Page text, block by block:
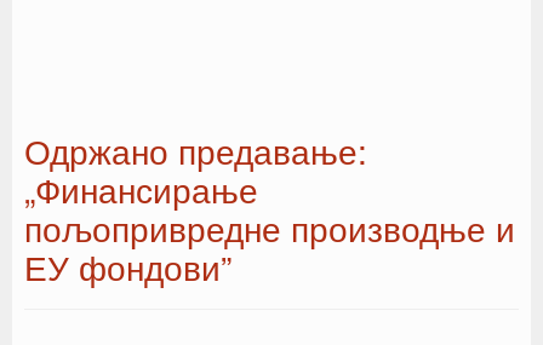
Одржано предавање:
„Финансирање
пољопривредне производње и
ЕУ фондови”